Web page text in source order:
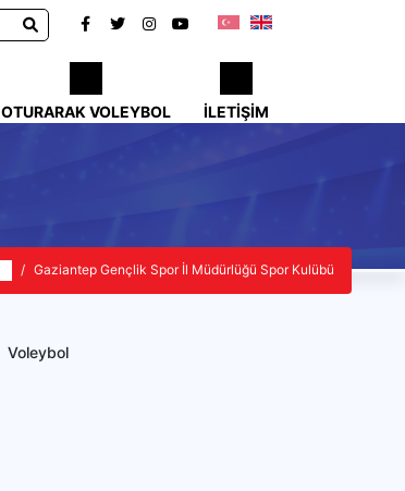
OTURARAK VOLEYBOL İLETIŞIM
Gaziantep Gençlik Spor İl Müdürlüğü Spor Kulübü
Voleybol